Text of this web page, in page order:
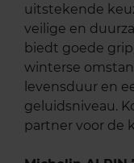
uitstekende
veilige en
biedt goede
winterse
levensduur en
geluidsniveau.
partner voor de